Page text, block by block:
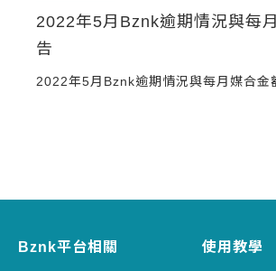
2022年5月Bznk逾期情況與每
告
2022年5月Bznk逾期情況與每月媒合金
Bznk平台相關 使用教學